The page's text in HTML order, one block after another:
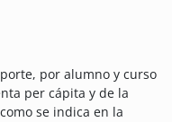
por alumno y curso
per cápita y de la
se indica en la